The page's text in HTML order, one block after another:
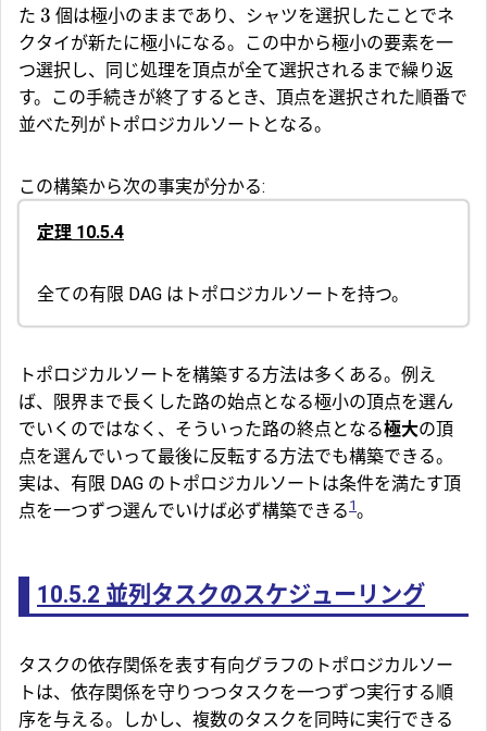
た 3 個は極小のままであり、シャツを選択したことでネ
クタイが新たに極小になる。この中から極小の要素を一
つ選択し、同じ処理を頂点が全て選択されるまで繰り返
す。この手続きが終了するとき、頂点を選択された順番で
並べた列がトポロジカルソートとなる。
この構築から次の事実が分かる:
定理 10.5.4
全ての有限 DAG はトポロジカルソートを持つ。
トポロジカルソートを構築する方法は多くある。例え
ば、限界まで長くした路の始点となる極小の頂点を選ん
でいくのではなく、そういった路の終点となる極大の頂
点を選んでいって最後に反転する方法でも構築できる。
実は、有限 DAG のトポロジカルソートは条件を満たす頂
点を一つずつ選んでいけば必ず構築できる 1。
10.5.2 並列タスクのスケジューリング
タスクの依存関係を表す有向グラフのトポロジカルソー
トは、依存関係を守りつつタスクを一つずつ実行する順
序を与える。しかし、複数のタスクを同時に実行できる